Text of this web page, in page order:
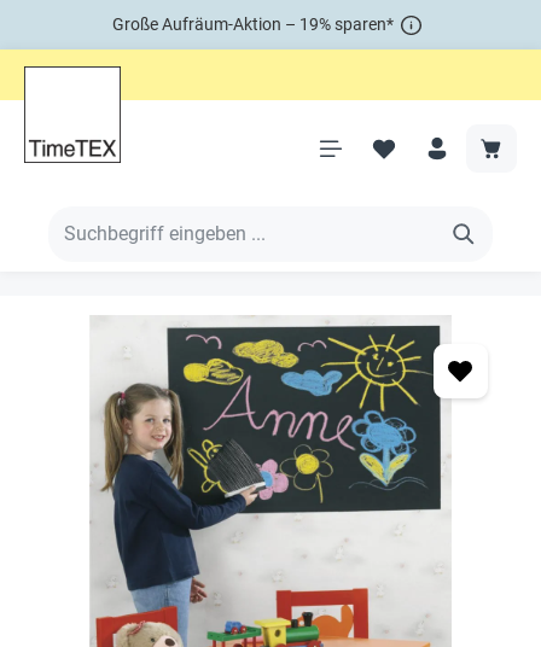
Große Aufräum-Aktion – 19% sparen*